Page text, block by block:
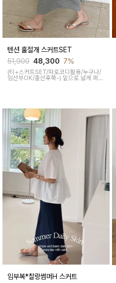
텐션 훌절개 스커트SET
51,900 48,300 7%
(티+스커트SET/따로코디활용/누구나/
임산부OK/출산후쭉-) 밑으로 넓게 퍼지
는 핏으로 아방하게 착용되고 군살 커버
임부복*찰랑썸머H 스커트